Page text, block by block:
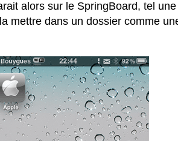
alors sur le SpringBoard, tel
mettre dans un dossier comme